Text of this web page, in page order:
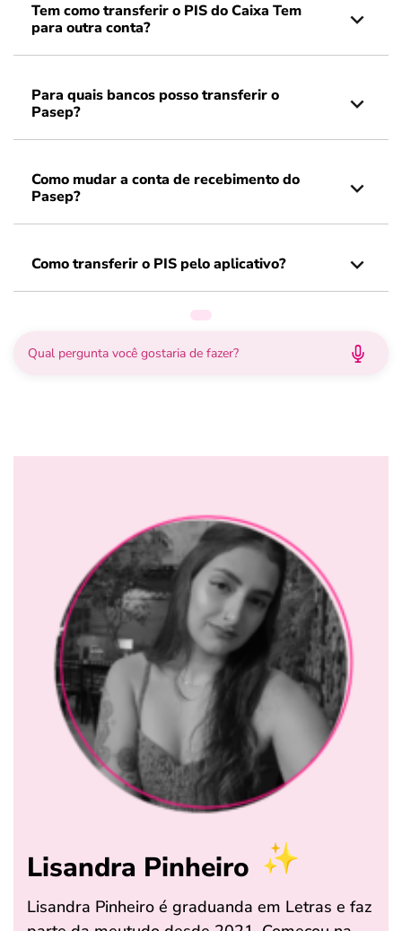
Tem como transferir o PIS do Caixa Tem
para outra conta?
Para quais bancos posso transferir o
Pasep?
Como mudar a conta de recebimento do
Pasep?
Como transferir o PIS pelo aplicativo?
Lisandra Pinheiro
Lisandra Pinheiro é graduanda em Letras e faz